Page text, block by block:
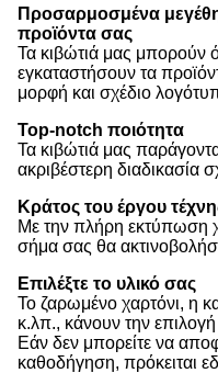
Προσαρμοσμένα
προϊόντα σας
Τα κιβώτιά μας μπορούν
εγκαταστήσουν τα
μορφή και σχέδιο
Top-notch ποιότητα
Τα κιβώτιά μας
ακριβέστερη διαδικασία
Κράτος του έργου
Με την πλήρη εκτύπωση
σήμα σας θα
Επιλέξτε το υλικό σας
Το ζαρωμένο χαρτόνι, η
κ.λπ., κάνουν την
Εάν δεν μπορείτε να
καθοδήγηση, πρόκειται